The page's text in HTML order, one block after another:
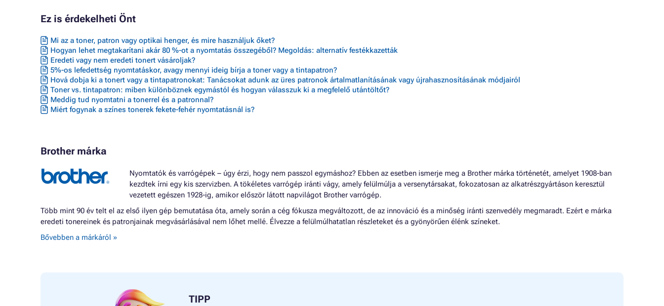
Ez is érdekelheti Önt
Mi az a toner, patron vagy optikai henger, és mire használjuk őket?
Hogyan lehet megtakarítani akár 80 %-ot a nyomtatás összegéből? Megoldás: alternatív festékkazetták
Eredeti vagy nem eredeti tonert vásároljak?
5%-os lefedettség nyomtatáskor, avagy mennyi ideig bírja a toner vagy a tintapatron?
Hová dobja ki a tonert vagy a tintapatronokat: Tanácsokat adunk az üres patronok ártalmatlanításának vagy újrahasznosításának módjairól
Toner vs. tintapatron: miben különböznek egymástól és hogyan válasszuk ki a megfelelő utántöltőt?
Meddig tud nyomtatni a tonerrel és a patronnal?
Miért fogynak a színes tonerek fekete-fehér nyomtatásnál is?
Brother márka
Nyomtatók és varrógépek – úgy érzi, hogy nem passzol egymáshoz? Ebben az esetben ismerje meg a Brother márka történetét, amelyet 1908-ban
kezdtek írni egy kis szervizben. A tökéletes varrógép iránti vágy, amely felülmúlja a versenytársakat, fokozatosan az alkatrészgyártáson keresztül
vezetett egészen 1928-ig, amikor először látott napvilágot Brother varrógép.
Több mint 90 év telt el az első ilyen gép bemutatása óta, amely során a cég fókusza megváltozott, de az innováció és a minőség iránti szenvedély megmaradt. Ezért e márka
eredeti tonereinek és patronjainak megvásárlásával nem lőhet mellé. Élvezze a felülmúlhatatlan részleteket és a gyönyörűen élénk színeket.
Bővebben a márkáról »
TIPP